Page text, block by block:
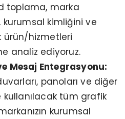
toplama, marka
kurumsal kimliğini ve
ürün/hizmetleri
analiz ediyoruz.
Mesaj Entegrasyonu:
panoları ve diğer
kullanılacak tüm grafik
kurumsal